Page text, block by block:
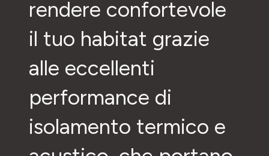
rendere confortevole
il tuo habitat grazie
alle eccellenti
performance di
isolamento termico e